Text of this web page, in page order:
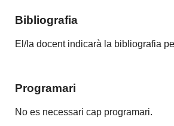
Bibliografia
El/la docent indicarà la bibliografia
Programari
No es necessari cap programari.